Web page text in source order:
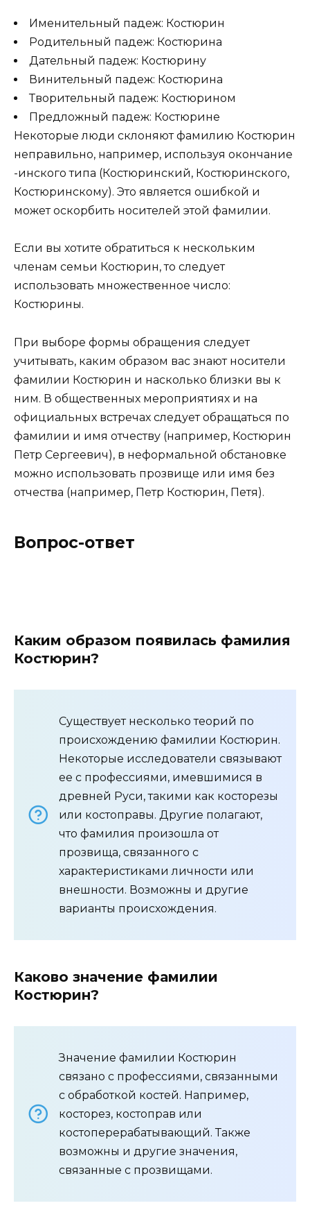
Именительный падеж: Костюрин
Родительный падеж: Костюрина
Дательный падеж: Костюрину
Винительный падеж: Костюрина
Творительный падеж: Костюрином
Предложный падеж: Костюрине
Некоторые люди склоняют фамилию Костюрин
неправильно, например, используя окончание
-инского типа (Костюринский, Костюринского,
Костюринскому). Это является ошибкой и
может оскорбить носителей этой фамилии.
Если вы хотите обратиться к нескольким
членам семьи Костюрин, то следует
использовать множественное число:
Костюрины.
При выборе формы обращения следует
учитывать, каким образом вас знают носители
фамилии Костюрин и насколько близки вы к
ним. В общественных мероприятиях и на
официальных встречах следует обращаться по
фамилии и имя отчеству (например, Костюрин
Петр Сергеевич), в неформальной обстановке
можно использовать прозвище или имя без
отчества (например, Петр Костюрин, Петя).
Вопрос-ответ
Каким образом появилась фамилия
Костюрин?
Существует несколько теорий по
происхождению фамилии Костюрин.
Некоторые исследователи связывают
ее с профессиями, имевшимися в
древней Руси, такими как косторезы
или костоправы. Другие полагают,
что фамилия произошла от
прозвища, связанного с
характеристиками личности или
внешности. Возможны и другие
варианты происхождения.
Каково значение фамилии
Костюрин?
Значение фамилии Костюрин
связано с профессиями, связанными
с обработкой костей. Например,
косторез, костоправ или
костоперерабатывающий. Также
возможны и другие значения,
связанные с прозвищами.